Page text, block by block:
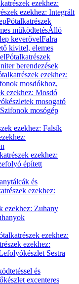
ezekhez:
ezekhez: Integrált
Pótalkatrészek
működtetésÁlló
keverővelFalra
kivitel, elemes
Pótalkatrészek
berendezések
ezekhez:
mosdókhoz,
ezekhez: Mosdó
mosogató
mosógép
ezekhez: Falsík
ezekhez:
épített
és
ezekhez:
ezekhez: Zuhany
ezekhez:
ezekhez:
Sestra
és
excenteres